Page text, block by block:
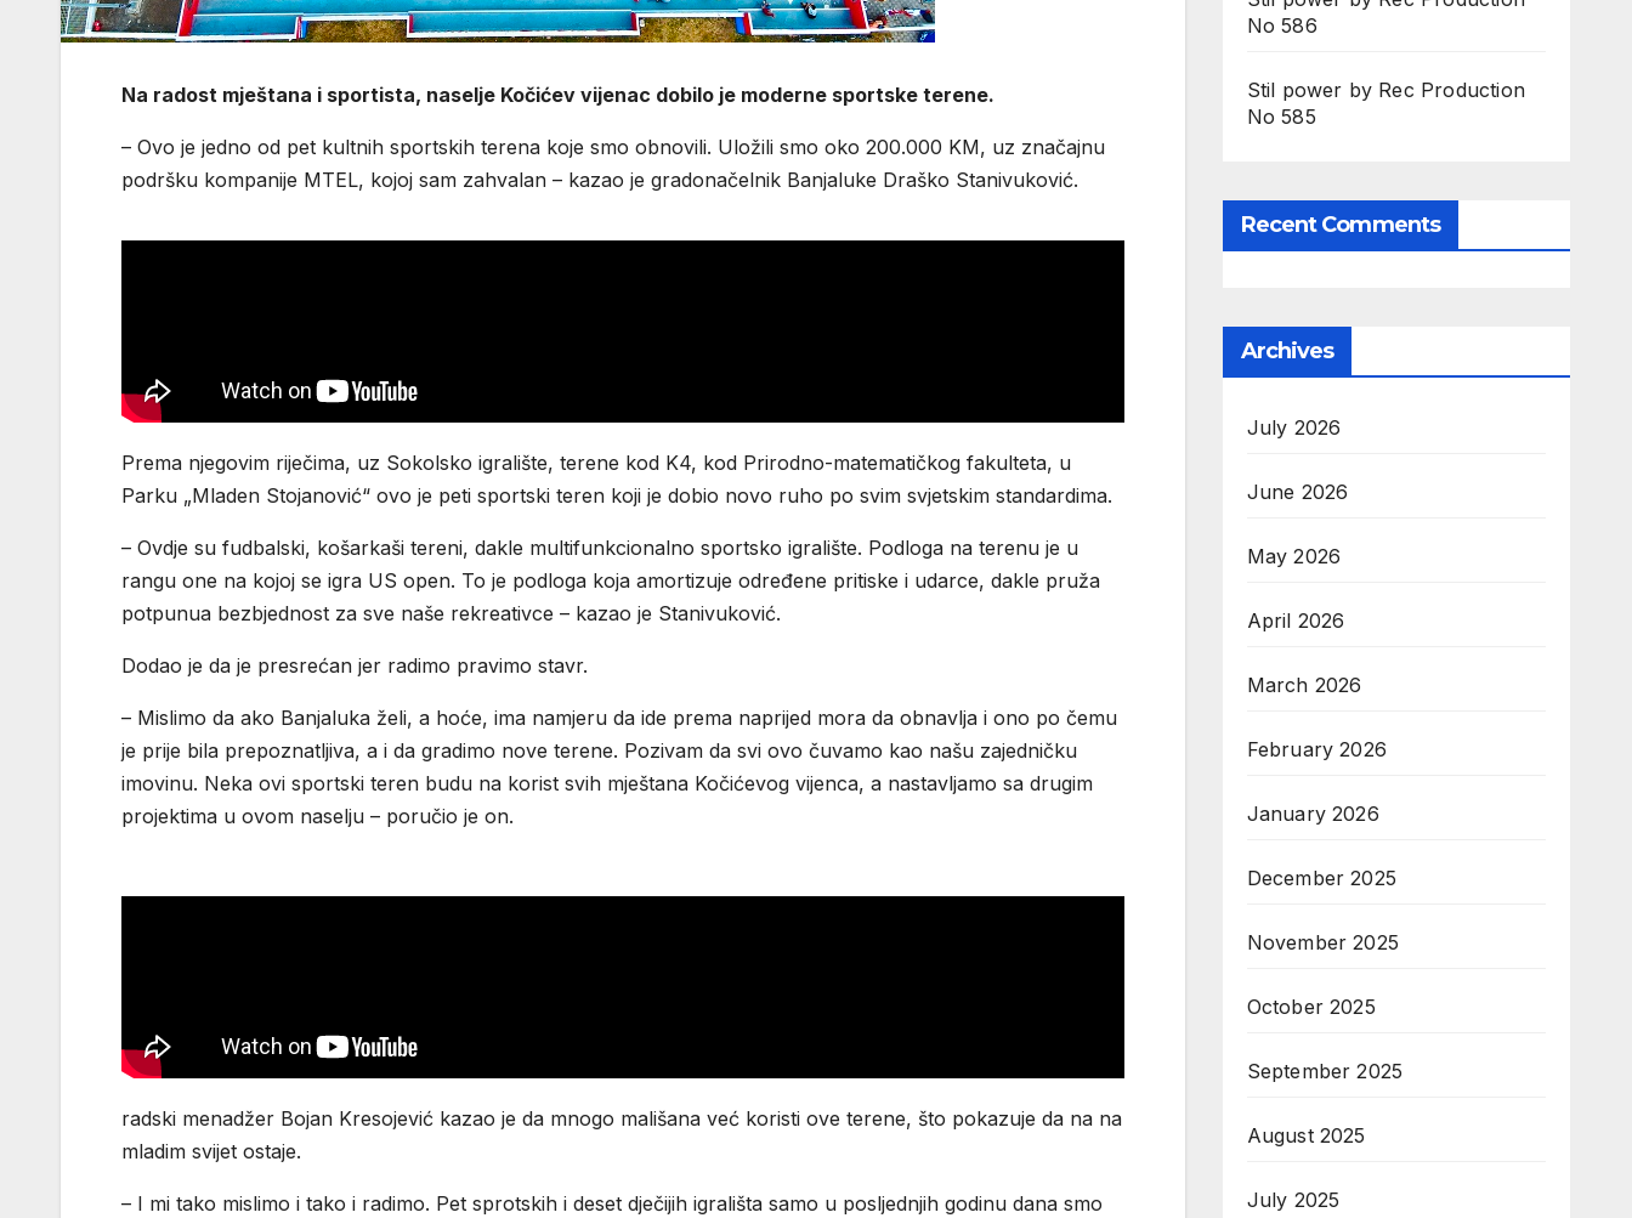
Na radost mještana i sportista, naselje Kočićev vijenac dobilo je moderne sportske terene.
– Ovo je jedno od pet kultnih sportskih terena koje smo obnovili. Uložili smo oko 200.000 KM, uz značajnu
podršku kompanije MTEL, kojoj sam zahvalan – kazao je gradonačelnik Banjaluke Draško Stanivuković.
Prema njegovim riječima, uz Sokolsko igralište, terene kod K4, kod Prirodno-matematičkog fakulteta, u
Parku „Mladen Stojanović“ ovo je peti sportski teren koji je dobio novo ruho po svim svjetskim standardima.
– Ovdje su fudbalski, košarkaši tereni, dakle multifunkcionalno sportsko igralište. Podloga na terenu je u
rangu one na kojoj se igra US open. To je podloga koja amortizuje određene pritiske i udarce, dakle pruža
potpunua bezbjednost za sve naše rekreativce – kazao je Stanivuković.
Dodao je da je presrećan jer radimo pravimo stavr.
– Mislimo da ako Banjaluka želi, a hoće, ima namjeru da ide prema naprijed mora da obnavlja i ono po čemu
je prije bila prepoznatljiva, a i da gradimo nove terene. Pozivam da svi ovo čuvamo kao našu zajedničku
imovinu. Neka ovi sportski teren budu na korist svih mještana Kočićevog vijenca, a nastavljamo sa drugim
projektima u ovom naselju – poručio je on.
radski menadžer Bojan Kresojević kazao je da mnogo mališana već koristi ove terene, što pokazuje da na na
mladim svijet ostaje.
– I mi tako mislimo i tako i radimo. Pet sprotskih i deset dječijih igrališta samo u posljednjih godinu dana smo
No 586
Stil power by Rec Production
No 585
Recent Comments
Archives
July 2026
June 2026
May 2026
April 2026
March 2026
February 2026
January 2026
December 2025
November 2025
October 2025
September 2025
August 2025
July 2025